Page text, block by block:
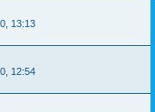
13:13
12:54